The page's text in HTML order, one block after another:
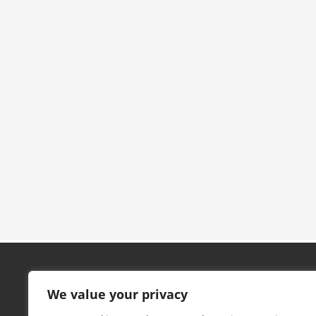
We value your privacy
Contacto
C/ Campo, nº 5, 4º